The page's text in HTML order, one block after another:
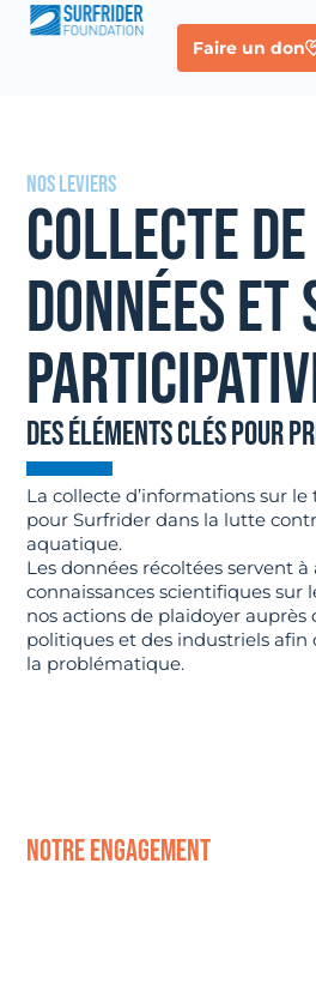
Faire un don
NOS LEVIERS
COLLECTE DE
DONNÉES ET
des éléments clés pour
La collecte d’informations sur
pour Surfrider dans la lutte
aquatique.
Les données récoltées servent
connaissances scientifiques sur
nos actions de plaidoyer auprès
politiques et des industriels afin
la problématique.
notre engagement